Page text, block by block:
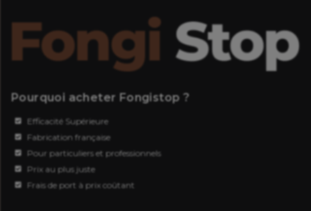
Pourquoi acheter Fongistop ?
Efficacité Supérieure
Fabrication française
Pour particuliers et professionnels
Prix au plus juste
Frais de port à prix coûtant